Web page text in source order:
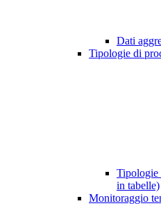
Dati
Tipologie di
Tipologie
in tabelle)
Monitoraggio